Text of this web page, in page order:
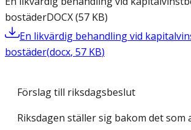
bostäderDOCX(57 KB)
En likvärdig behandling vid
bostäder(docx, 57 KB)
Förslag till riksdagsbeslut
Riksdagen ställer sig bakom det som